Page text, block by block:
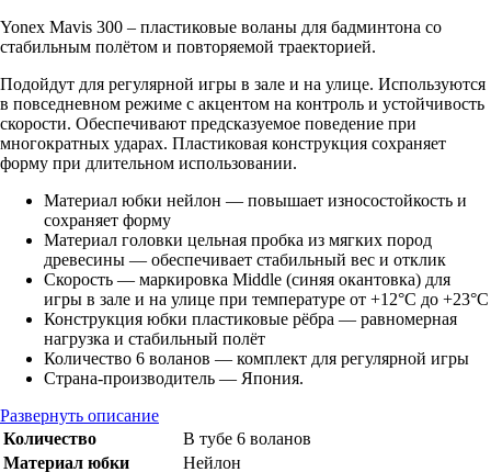
Yonex Mavis 300 – пластиковые воланы для бадминтона со
стабильным полётом и повторяемой траекторией.
Подойдут для регулярной игры в зале и на улице. Используются
в повседневном режиме с акцентом на контроль и устойчивость
скорости. Обеспечивают предсказуемое поведение при
многократных ударах. Пластиковая конструкция сохраняет
форму при длительном использовании.
Материал юбки нейлон — повышает износостойкость и
сохраняет форму
Материал головки цельная пробка из мягких пород
древесины — обеспечивает стабильный вес и отклик
Скорость — маркировка Middle (синяя окантовка) для
игры в зале и на улице при температуре от +12°C до +23°C
Конструкция юбки пластиковые рёбра — равномерная
нагрузка и стабильный полёт
Количество 6 воланов — комплект для регулярной игры
Страна-производитель — Япония.
Развернуть описание
Количество
В тубе 6 воланов
Материал юбки
Нейлон